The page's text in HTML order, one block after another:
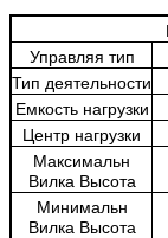
Управляя тип
Тип деятельности
Емкость нагрузки
Центр нагрузки
Максимальн
Вилка Высота
Минимальн
Вилка Высота